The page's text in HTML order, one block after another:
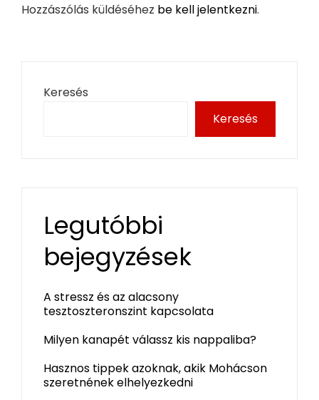
Hozzászólás küldéséhez be kell jelentkezni.
Keresés
Keresés
Legutóbbi
bejegyzések
A stressz és az alacsony
tesztoszteronszint kapcsolata
Milyen kanapét válassz kis nappaliba?
Hasznos tippek azoknak, akik Mohácson
szeretnének elhelyezkedni